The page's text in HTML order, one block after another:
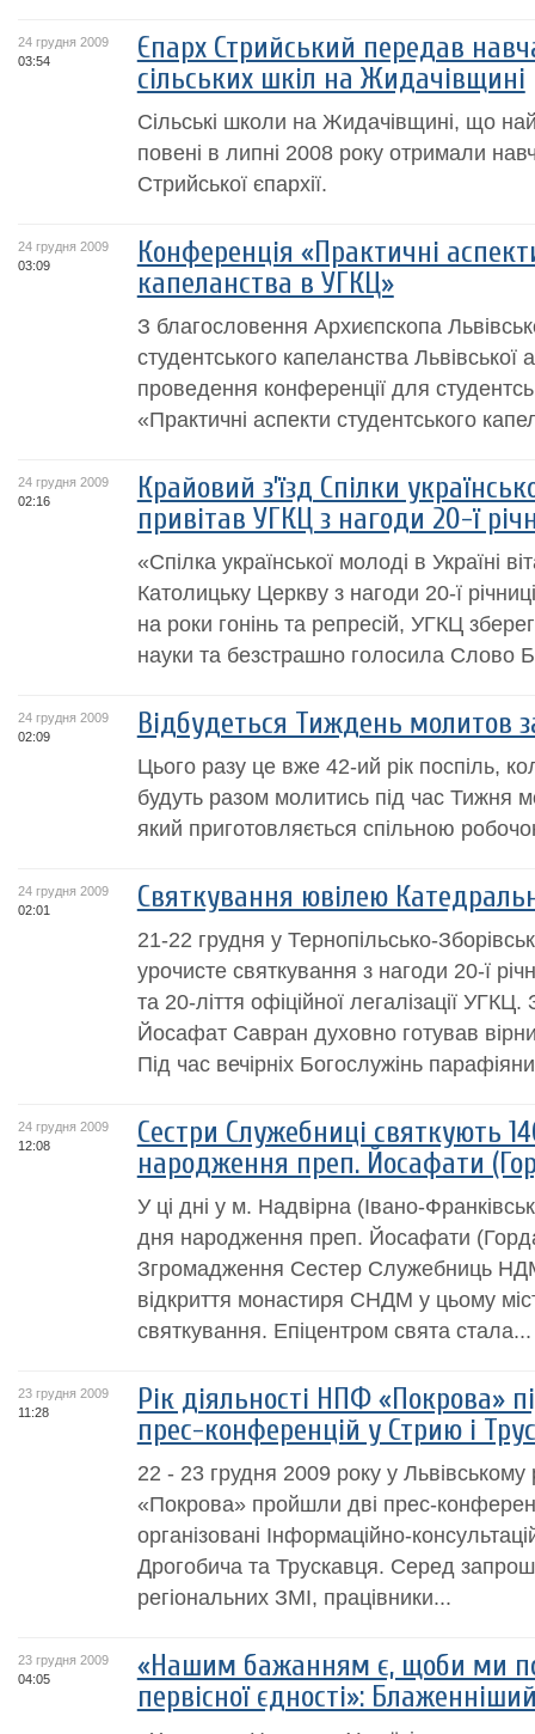
24 грудня 2009
03:54
Єпарх Стрийський передав
сільських шкіл на Жидачівщині
Сільські школи на Жидачівщині, що
повені в липні 2008 року отримали
Стрийської єпархії.
24 грудня 2009
03:09
Конференція «Практичні
капеланства в УГКЦ»
З благословення Архиєпскопа
студентського капеланства Львівської
проведення конференції для
«Практичні аспекти студентського
24 грудня 2009
02:16
Крайовий з’їзд Спілки
привітав УГКЦ з нагоди 20-ї
«Спілка української молоді в Україні
Католицьку Церкву з нагоди 20-ї
на роки гонінь та репресій, УГКЦ
науки та безстрашно голосила Слово
24 грудня 2009
02:09
Відбудеться Тиждень молитов
Цього разу це вже 42-ий рік поспіль,
будуть разом молитись під час Тижня
який приготовляється спільною
24 грудня 2009
02:01
Святкування ювілею
21-22 грудня у Тернопільсько-
урочисте святкування з нагоди 20-ї
та 20-ліття офіційної легалізації
Йосафат Савран духовно готував
Під час вечірніх Богослужінь
24 грудня 2009
12:08
Сестри Служебниці святкують
народження преп. Йосафати
У ці дні у м. Надвірна (Івано-
дня народження преп. Йосафати
Згромадження Сестер Служебниць
відкриття монастиря СНДМ у цьому
святкування. Епіцентром свята стала...
23 грудня 2009
11:28
Рік діяльності НПФ «Покрова»
прес-конференцій у Стрию і
22 - 23 грудня 2009 року у
«Покрова» пройшли дві прес-
організовані Інформаційно-
Дрогобича та Трускавця. Серед
регіональних ЗМІ, працівники...
23 грудня 2009
04:05
«Нашим бажанням є, щоби ми
первісної єдності»: